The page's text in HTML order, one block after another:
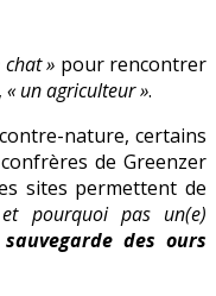
chat » pour rencontrer
« un agriculteur ».
nature, certains
de Greenzer
sites permettent de
pourquoi pas un(e)
des ours